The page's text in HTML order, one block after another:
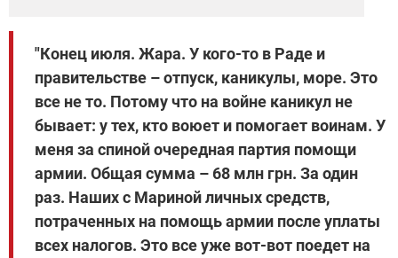
"Конец июля. Жара. У кого-то в Раде и
правительстве – отпуск, каникулы, море. Это
все не то. Потому что на войне каникул не
бывает: у тех, кто воюет и помогает воинам. У
меня за спиной очередная партия помощи
армии. Общая сумма – 68 млн грн. За один
раз. Наших с Мариной личных средств,
потраченных на помощь армии после уплаты
всех налогов. Это все уже вот-вот поедет на